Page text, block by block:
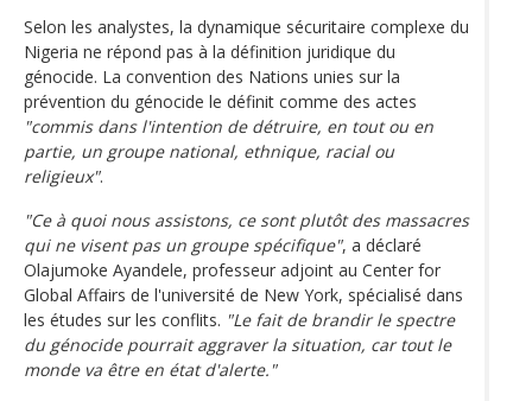
Selon les analystes, la dynamique sécuritaire complexe du
Nigeria ne répond pas à la définition juridique du
génocide. La convention des Nations unies sur la
prévention du génocide le définit comme des actes
"commis dans l'intention de détruire, en tout ou en
partie, un groupe national, ethnique, racial ou
religieux".
"Ce à quoi nous assistons, ce sont plutôt des massacres
qui ne visent pas un groupe spécifique", a déclaré
Olajumoke Ayandele, professeur adjoint au Center for
Global Affairs de l'université de New York, spécialisé dans
les études sur les conflits. "Le fait de brandir le spectre
du génocide pourrait aggraver la situation, car tout le
monde va être en état d'alerte."